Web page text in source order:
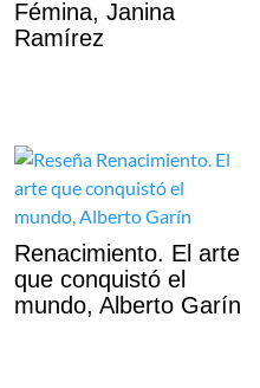
Fémina, Janina
Ramírez
Renacimiento. El arte
que conquistó el
mundo, Alberto Garín